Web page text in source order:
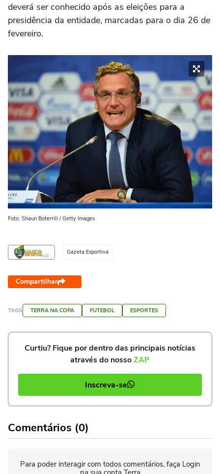
deverá ser conhecido após as eleições para a
presidência da entidade, marcadas para o dia 26 de
fevereiro.
Foto: Shaun Boterrill / Getty Images
Gazeta Esportiva
Compartilhar
TAGS TERRA NA COPA FUTEBOL ESPORTES
Curtiu? Fique por dentro das principais notícias
através do nossoZAP
Inscreva-se
Comentários (0)
Para poder interagir com todos comentários, faça Login